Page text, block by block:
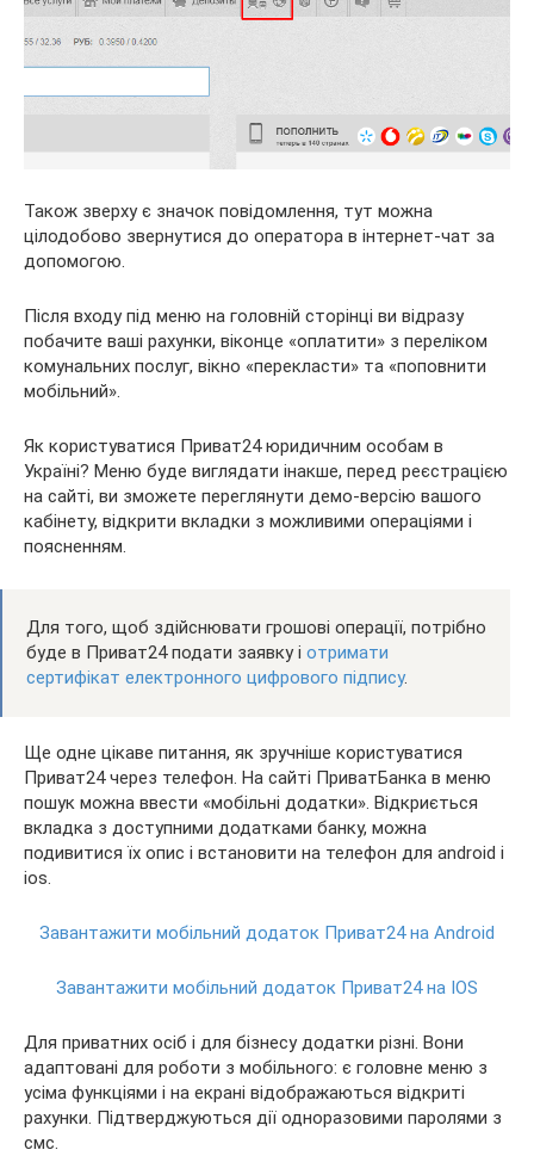
Також зверху є значок повідомлення, тут можна
цілодобово звернутися до оператора в інтернет-чат за
допомогою.
Після входу під меню на головній сторінці ви відразу
побачите ваші рахунки, віконце «оплатити» з переліком
комунальних послуг, вікно «перекласти» та «поповнити
мобільний».
Як користуватися Приват24 юридичним особам в
Україні? Меню буде виглядати інакше, перед реєстрацією
на сайті, ви зможете переглянути демо-версію вашого
кабінету, відкрити вкладки з можливими операціями і
поясненням.
Для того, щоб здійснювати грошові операції, потрібно
буде в Приват24 подати заявку і отримати
сертифікат електронного цифрового підпису.
Ще одне цікаве питання, як зручніше користуватися
Приват24 через телефон. На сайті ПриватБанка в меню
пошук можна ввести «мобільні додатки». Відкриється
вкладка з доступними додатками банку, можна
подивитися їх опис і встановити на телефон для android і
ios.
Завантажити мобільний додаток Приват24 на Android
Завантажити мобільний додаток Приват24 на IOS
Для приватних осіб і для бізнесу додатки різні. Вони
адаптовані для роботи з мобільного: є головне меню з
усіма функціями і на екрані відображаються відкриті
рахунки. Підтверджуються дії одноразовими паролями з
смс.